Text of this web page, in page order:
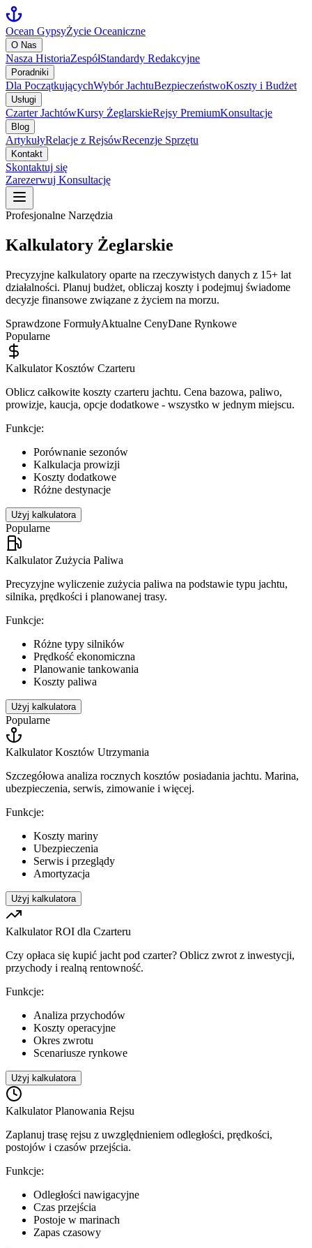
Ocean GypsyŻycie Oceaniczne
O Nas
Nasza HistoriaZespółStandardy Redakcyjne
Poradniki
Dla PoczątkującychWybór JachtuBezpieczeństwoKoszty i Budżet
Usługi
Czarter JachtówKursy ŻeglarskieRejsy PremiumKonsultacje
Blog
ArtykułyRelacje z RejsówRecenzje Sprzętu
Kontakt
Skontaktuj się
Zarezerwuj Konsultację
Profesjonalne Narzędzia
Kalkulatory Żeglarskie
Precyzyjne kalkulatory oparte na rzeczywistych danych z 15+ lat
działalności. Planuj budżet, obliczaj koszty i podejmuj świadome
decyzje finansowe związane z życiem na morzu.
Sprawdzone FormułyAktualne CenyDane Rynkowe
Popularne
Kalkulator Kosztów Czarteru
Oblicz całkowite koszty czarteru jachtu. Cena bazowa, paliwo,
prowizje, kaucja, opcje dodatkowe - wszystko w jednym miejscu.
Funkcje:
Porównanie sezonów
Kalkulacja prowizji
Koszty dodatkowe
Różne destynacje
Użyj kalkulatora
Popularne
Kalkulator Zużycia Paliwa
Precyzyjne wyliczenie zużycia paliwa na podstawie typu jachtu,
silnika, prędkości i planowanej trasy.
Funkcje:
Różne typy silników
Prędkość ekonomiczna
Planowanie tankowania
Koszty paliwa
Użyj kalkulatora
Popularne
Kalkulator Kosztów Utrzymania
Szczegółowa analiza rocznych kosztów posiadania jachtu. Marina,
ubezpieczenia, serwis, zimowanie i więcej.
Funkcje:
Koszty mariny
Ubezpieczenia
Serwis i przeglądy
Amortyzacja
Użyj kalkulatora
Kalkulator ROI dla Czarteru
Czy opłaca się kupić jacht pod czarter? Oblicz zwrot z inwestycji,
przychody i realną rentowność.
Funkcje:
Analiza przychodów
Koszty operacyjne
Okres zwrotu
Scenariusze rynkowe
Użyj kalkulatora
Kalkulator Planowania Rejsu
Zaplanuj trasę rejsu z uwzględnieniem odległości, prędkości,
postojów i czasów przejścia.
Funkcje:
Odległości nawigacyjne
Czas przejścia
Postoje w marinach
Zapas czasowy